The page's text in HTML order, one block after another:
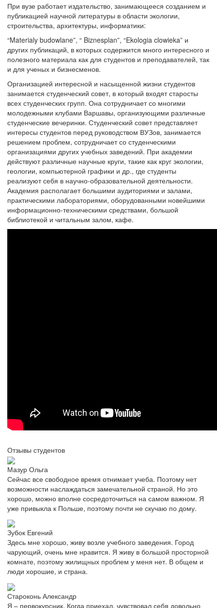
При вузе работает издательство, занимающееся созданием и
публикацией научной литературы в области экологии,
строительства, архитектуры, информатики:
“Materialy budowlane”, “ Biznesplan”, “Ekologia clowieka” и
других публикаций, в которых содержится много интересного и
полезного материала как для студентов и преподавателей, так
и для ученых и бизнесменов.
Организацией интересной и насыщенной жизни студентов
занимается студенческий совет, в который входят старосты
всех студенческих групп. Она сотрудничает со многими
молодежными клубами Варшавы, организующими различные
студенческие вечеринки. Студенческий совет представляет
интересы студентов перед руководством ВУЗов, занимается
решением проблем, сотрудничает со студенческими
организациями других учебных заведений. При академии
действуют различные научные круги, такие как круг экологии,
геологии, компьютерной графики и др., где студенты
реализуют себя в научно-образовательной деятельности.
Академия располагает большими аудиториями и залами,
практическими лабораториями, оборудованными новейшими
информационно-техническими средствами, большой
библиотекой и читальным залом, кафе.
Отзывы студентов
Мазур Ольга
Сейчас все свободное время отнимает учеба. Поэтому нет
возможности наслаждаться замечательной страной. Но это
хорошо, можно вполне сосредоточиться на самом важном. Я
уже привыкла к Польше, поэтому почти не скучаю по дому.
Зубок Евгений
Здесь мне хорошо, живу возле учебного заведения. Город
чарующий, очень мне нравится. Я живу в большой просторной
комнате, поэтому жилищных проблем у меня нет. В общем и
люди хорошие, и страна.
Староконь Александр
Я – первокурсник. Когда приехал, чувствовал себя довольно